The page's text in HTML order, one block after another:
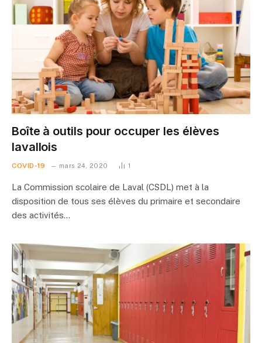
Boîte à outils pour occuper les élèves
lavallois
COVID-19 mars 24, 2020 1
La Commission scolaire de Laval (CSDL) met à la
disposition de tous ses élèves du primaire et secondaire
des activités…